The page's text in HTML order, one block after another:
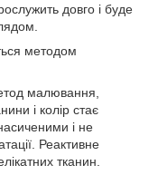
довго і буде
методом
малювання,
і колір стає
і не
Реактивне
тканин.